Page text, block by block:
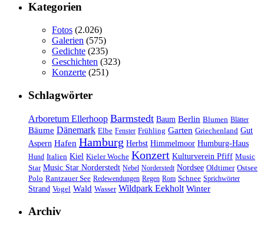
Kategorien
Fotos (2.026)
Galerien (575)
Gedichte (235)
Geschichten (323)
Konzerte (251)
Schlagwörter
Arboretum Ellerhoop Barmstedt Baum Berlin Blumen Blätter
Bäume Dänemark Elbe Fenster Frühling Garten Griechenland Gut
Aspern Hafen Hamburg Herbst Himmelmoor Humburg-Haus
Hund Italien Kiel Kieler Woche Konzert Kulturverein Pfiff Music
Star Music Star Norderstedt Nebel Norderstedt Nordsee Oldtimer Ostsee
Polo Rantzauer See Redewendungen Regen Rom Schnee Sprichwörter
Strand Vogel Wald Wasser Wildpark Eekholt Winter
Archiv